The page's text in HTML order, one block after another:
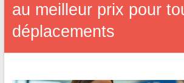
au meilleur prix pour
déplacements